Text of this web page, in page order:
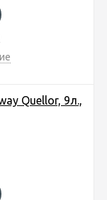
Quellor, 9л.,